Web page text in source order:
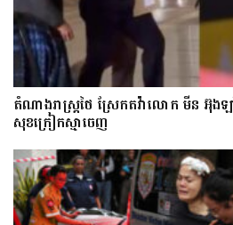
តំណាងរាស្ត្រថៃ ស្រែកតវ៉ាលោក មីន អ៊ុងឡ
សុខក្រៀកស្មាចេញ